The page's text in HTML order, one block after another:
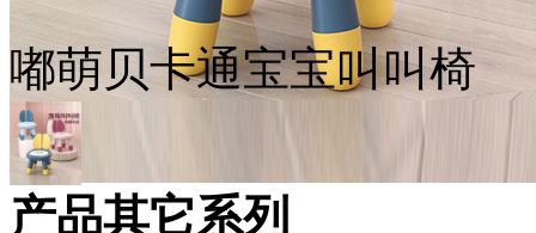
嘟萌贝卡通宝宝叫叫椅
产品其它系列